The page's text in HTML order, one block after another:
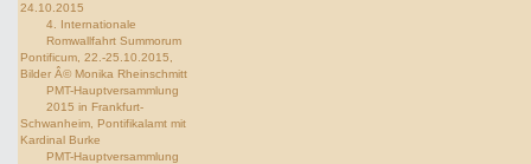
24.10.2015
4. Internationale
Romwallfahrt Summorum
Pontificum, 22.-25.10.2015,
Bilder Â© Monika Rheinschmitt
PMT-Hauptversammlung
2015 in Frankfurt-
Schwanheim, Pontifikalamt mit
Kardinal Burke
PMT-Hauptversammlung